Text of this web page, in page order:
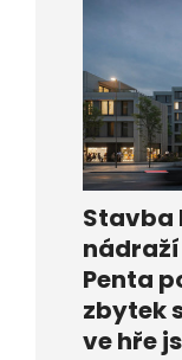
Stavba
nádraží
Penta
zbytek
ve hře